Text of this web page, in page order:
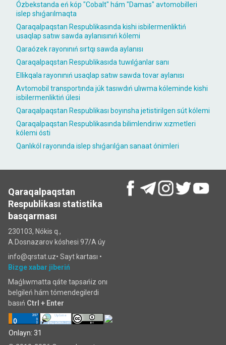
Ózbekstanda eń kóp "Cobalt" hám "Damas" avtomobilleri
islep shıǵarılmaqta
Qaraqalpaqstan Respublikasında kishi isbilermenliktiń
usaqlap satıw sawda aylanısınıń kólemi
Qaraózek rayonınıń sırtqı sawda aylanısı
Qaraqalpaqstan Respublikasıda tuwılǵanlar sanı
Ellikqala rayonınıń usaqlap satıw sawda tovar aylanısı
Avtomobil transportında júk tasıwdıń ulıwma kóleminde kishi
isbilermenliktiń úlesi
Qaraqalpaqstan Respublikası boyınsha jetistirilgen sút kólemi
Qaraqalpaqstan Respublikasında bilimlendiriw xızmetleri
kólemi ósti
Qanlıkól rayonında islep shıǵarılǵan sanaat ónimleri
Qaraqalpaqstan
Respublikası statistika
basqarması
230103, Nókis q.,
A.Dosnazarov kóshesi 97/A úy
info@qrstat.uz• Sayt kartası •
Bizge xabar jiberiń
Maǵlıwmatta qáte tapsańiz onı
belgileń hám tómendegilerdi
basıń Ctrl + Enter
Onlayn: 31